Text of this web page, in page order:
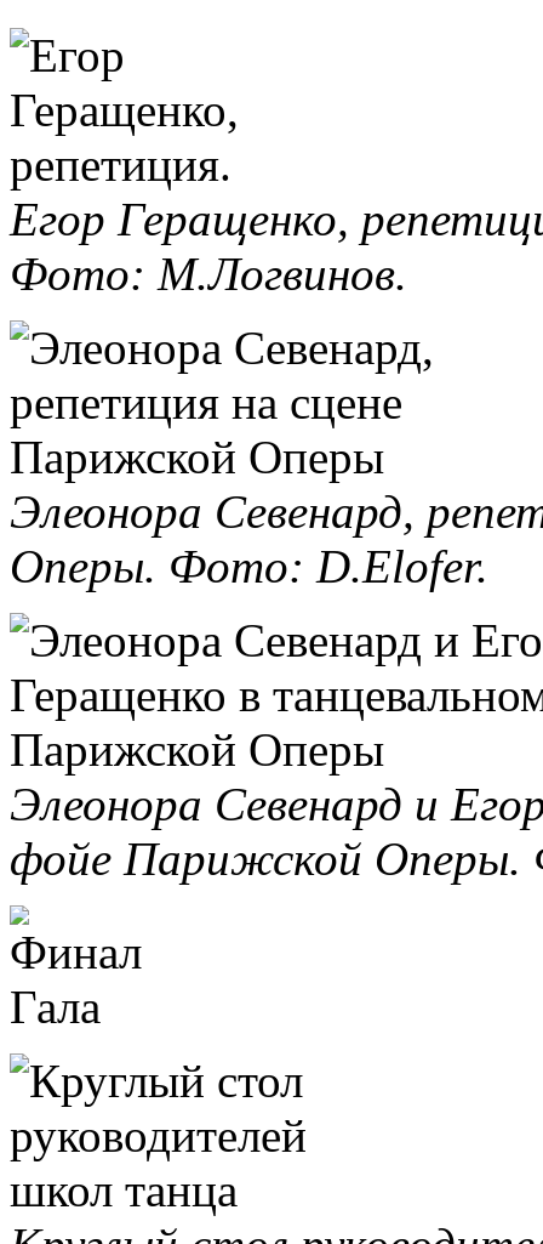
Егор Геращенко,
Фото: М.Логвинов.
Элеонора Севенард,
Оперы. Фото: D.Elofer.
Элеонора Севенард и
фойе Парижской Оперы.